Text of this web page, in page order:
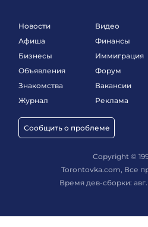
Новости
Афиша
Бизнесы
Объявления
Знакомства
Журнал
Сообщить о проблеме
Видео
Финансы
Иммиграция
Форум
Вакансии
Реклама
Copyright ©
Torontovka.com, Все
Время дев-сборки: авг.